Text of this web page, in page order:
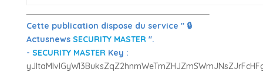
Cette publication dispose du service " 🔒
Actusnews SECURITY MASTER".
- SECURITY MASTERKey :